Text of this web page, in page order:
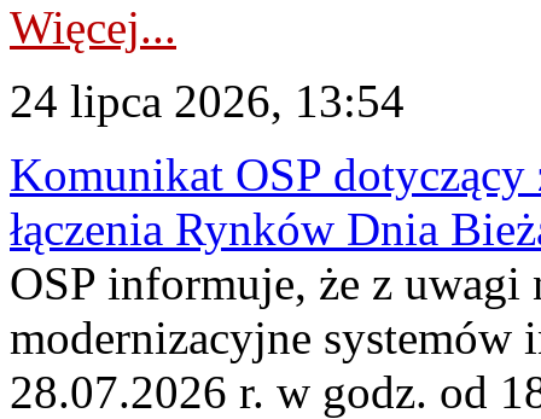
Więcej...
24 lipca 2026, 13:54
Komunikat OSP dotyczący
łączenia Rynków Dnia
OSP informuje, że z uwagi
modernizacyjne
28.07.2026 r. w godz. od